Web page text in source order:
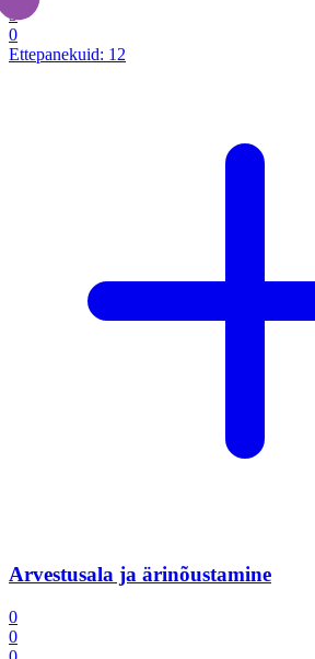
3
0
Ettepanekuid: 12
Arvestusala ja ärinõustamine
0
0